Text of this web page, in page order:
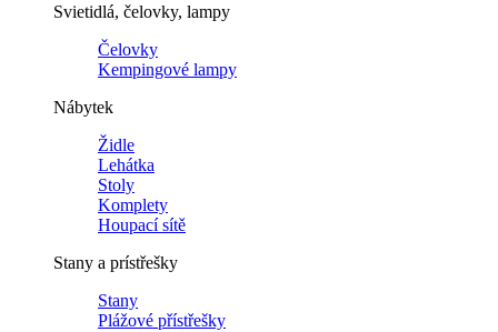
Svietidlá, čelovky, lampy
Čelovky
Kempingové lampy
Nábytek
Židle
Lehátka
Stoly
Komplety
Houpací sítě
Stany a prístřešky
Stany
Plážové přístřešky